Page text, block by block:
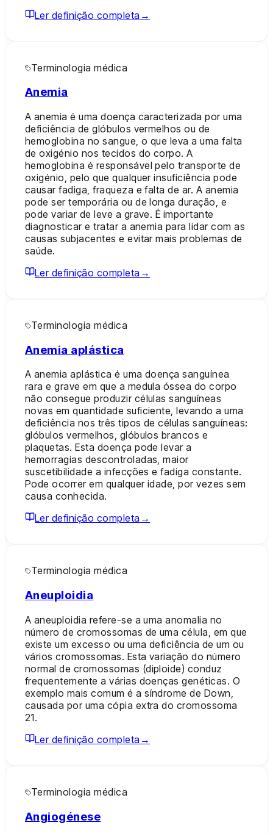
Ler definição completa →
Terminologia médica
Anemia
A anemia é uma doença caracterizada por uma
deficiência de glóbulos vermelhos ou de
hemoglobina no sangue, o que leva a uma falta
de oxigénio nos tecidos do corpo. A
hemoglobina é responsável pelo transporte de
oxigénio, pelo que qualquer insuficiência pode
causar fadiga, fraqueza e falta de ar. A anemia
pode ser temporária ou de longa duração, e
pode variar de leve a grave. É importante
diagnosticar e tratar a anemia para lidar com as
causas subjacentes e evitar mais problemas de
saúde.
Ler definição completa →
Terminologia médica
Anemia aplástica
A anemia aplástica é uma doença sanguínea
rara e grave em que a medula óssea do corpo
não consegue produzir células sanguíneas
novas em quantidade suficiente, levando a uma
deficiência nos três tipos de células sanguíneas:
glóbulos vermelhos, glóbulos brancos e
plaquetas. Esta doença pode levar a
hemorragias descontroladas, maior
suscetibilidade a infecções e fadiga constante.
Pode ocorrer em qualquer idade, por vezes sem
causa conhecida.
Ler definição completa →
Terminologia médica
Aneuploidia
A aneuploidia refere-se a uma anomalia no
número de cromossomas de uma célula, em que
existe um excesso ou uma deficiência de um ou
vários cromossomas. Esta variação do número
normal de cromossomas (diploide) conduz
frequentemente a várias doenças genéticas. O
exemplo mais comum é a síndrome de Down,
causada por uma cópia extra do cromossoma
21.
Ler definição completa →
Terminologia médica
Angiogénese